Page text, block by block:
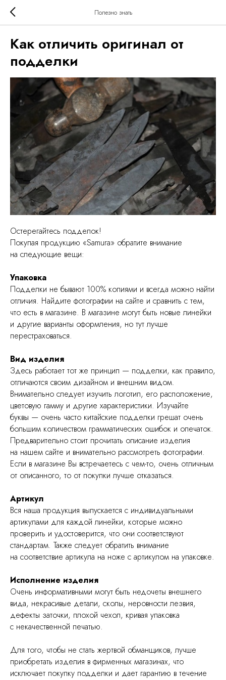
Полезно знать
Как отличить оригинал от
подделки
Остерегайтесь подделок!
Покупая продукцию «Samura» обратите внимание
на следующие вещи:
Упаковка
Подделки не бывают 100% копиями и всегда можно найти
отличия. Найдите фотографии на сайте и сравнить с тем,
что есть в магазине. В магазине могут быть новые линейки
и другие варианты оформления, но тут лучше
перестраховаться.
Вид изделия
Здесь работает тот же принцип — подделки, как правило,
отличаются своим дизайном и внешним видом.
Внимательно следует изучить логотип, его расположение,
цветовую гамму и другие характеристики. Изучайте
буквы — очень часто китайские подделки грешат очень
большим количеством грамматических ошибок и опечаток.
Предварительно стоит прочитать описание изделия
на нашем сайте и внимательно рассмотреть фотографии.
Если в магазине Вы встречаетесь с чем-то, очень отличным
от описанного, то от покупки лучше отказаться.
Артикул
Вся наша продукция выпускается с индивидуальными
артикулами для каждой линейки, которые можно
проверить и удостоверится, что они соответствуют
стандартам. Также следует обратить внимание
на соответствие артикула на ноже с артикулом на упаковке.
Исполнение изделия
Очень информативными могут быть недочеты внешнего
вида, некрасивые детали, сколы, неровности лезвия,
дефекты заточки, плохой чехол, кривая упаковка
с некачественной печатью.
Для того, чтобы не стать жертвой обманщиков, лучше
приобретать изделия в фирменных магазинах, что
исключает покупку подделки и дает гарантию в течение